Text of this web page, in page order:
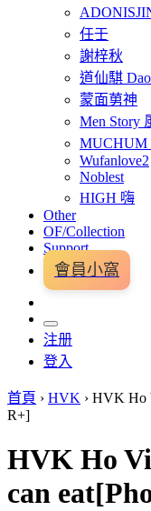
任壬
謝梓秋
道仙騏
蒙面莮神
Men Story
MUCHUM
Wufanlove2
Noblest
HIGH 嗨
Other
OF/Collection
Support
會員小窩
注册
登入
首頁 › HVK › HVK Ho
R+]
HVK Ho
can